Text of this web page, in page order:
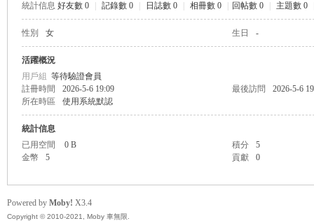
統計信息 好友數 0 記錄數 0 日誌數 0 相冊數 0 回帖數 0 主題數 0
性別 女 生日 -
活躍概況
用戶組 等待驗證會員
註冊時間
2026-5-6 19:09 最後訪問
2026-5-6
所在時區
使用系統默認
統計信息
已用空間
0 B 積分
5
金幣
5 貢獻 0
Powered by Moby! X3.4
Copyright © 2010-2021, Moby 車無限.